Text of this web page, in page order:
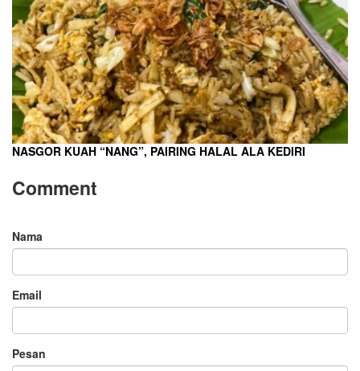
NASGOR KUAH “NANG”, PAIRING HALAL ALA KEDIRI
Comment
Nama
Email
Pesan